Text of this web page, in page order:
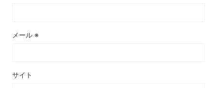
メール ※
サイト